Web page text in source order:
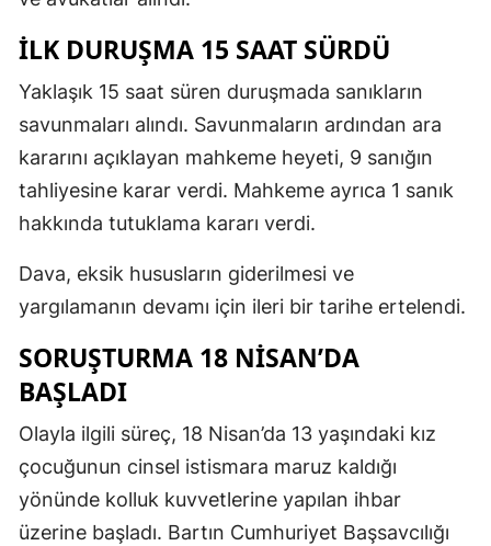
İLK DURUŞMA 15 SAAT SÜRDÜ
Yaklaşık 15 saat süren duruşmada sanıkların
savunmaları alındı. Savunmaların ardından ara
kararını açıklayan mahkeme heyeti, 9 sanığın
tahliyesine karar verdi. Mahkeme ayrıca 1 sanık
hakkında tutuklama kararı verdi.
Dava, eksik hususların giderilmesi ve
yargılamanın devamı için ileri bir tarihe ertelendi.
SORUŞTURMA 18 NİSAN’DA
BAŞLADI
Olayla ilgili süreç, 18 Nisan’da 13 yaşındaki kız
çocuğunun cinsel istismara maruz kaldığı
yönünde kolluk kuvvetlerine yapılan ihbar
üzerine başladı. Bartın Cumhuriyet Başsavcılığı